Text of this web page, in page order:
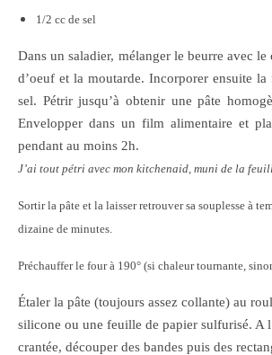
1/2 cc de sel
Dans un saladier, mélanger le beurre avec le
d’oeuf et la moutarde. Incorporer ensuite
sel. Pétrir jusqu’à obtenir une pâte
Envelopper dans un film alimentaire et
pendant au moins 2h.
J’ai tout pétri avec mon kitchenaid, muni de la
Sortir la pâte et la laisser retrouver sa souplesse à
dizaine de minutes.
Préchauffer le four à 190° (si chaleur tournante,
Étaler la pâte (toujours assez collante) au
silicone ou une feuille de papier sulfurisé. A
crantée, découper des bandes puis des